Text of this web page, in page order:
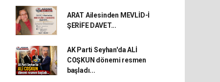
ARAT Ailesinden MEVLİD-İ
ŞERİFE DAVET...
AK Parti Seyhan'da ALİ
COŞKUN dönemi resmen
başladı...